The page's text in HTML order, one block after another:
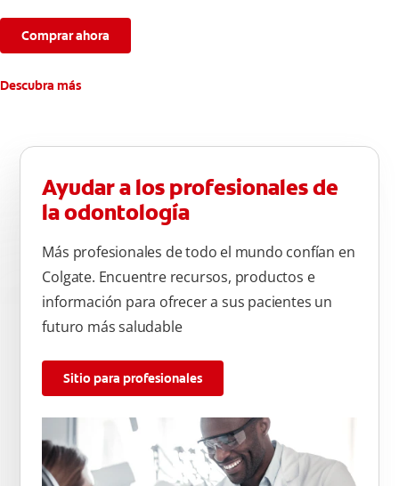
Comprar ahora
Descubra más
Ayudar a los profesionales de
la odontología
Más profesionales de todo el mundo confían en
Colgate. Encuentre recursos, productos e
información para ofrecer a sus pacientes un
futuro más saludable
Sitio para profesionales